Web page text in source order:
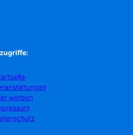
werben